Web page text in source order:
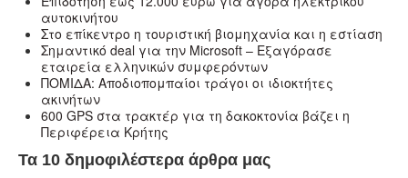
αυτοκινήτου
Στο επίκεντρο η τουριστική βιομηχανία και η εστίαση
Σημαντικό deal για την Microsoft – Εξαγόρασε
εταιρεία ελληνικών συμφερόντων
ΠΟΜΙΔΑ: Αποδιοπομπαίοι τράγοι οι ιδιοκτήτες
ακινήτων
600 GPS στα τρακτέρ για τη δακοκτονία βάζει η
Περιφέρεια Κρήτης
Τα 10 δημοφιλέστερα άρθρα μας